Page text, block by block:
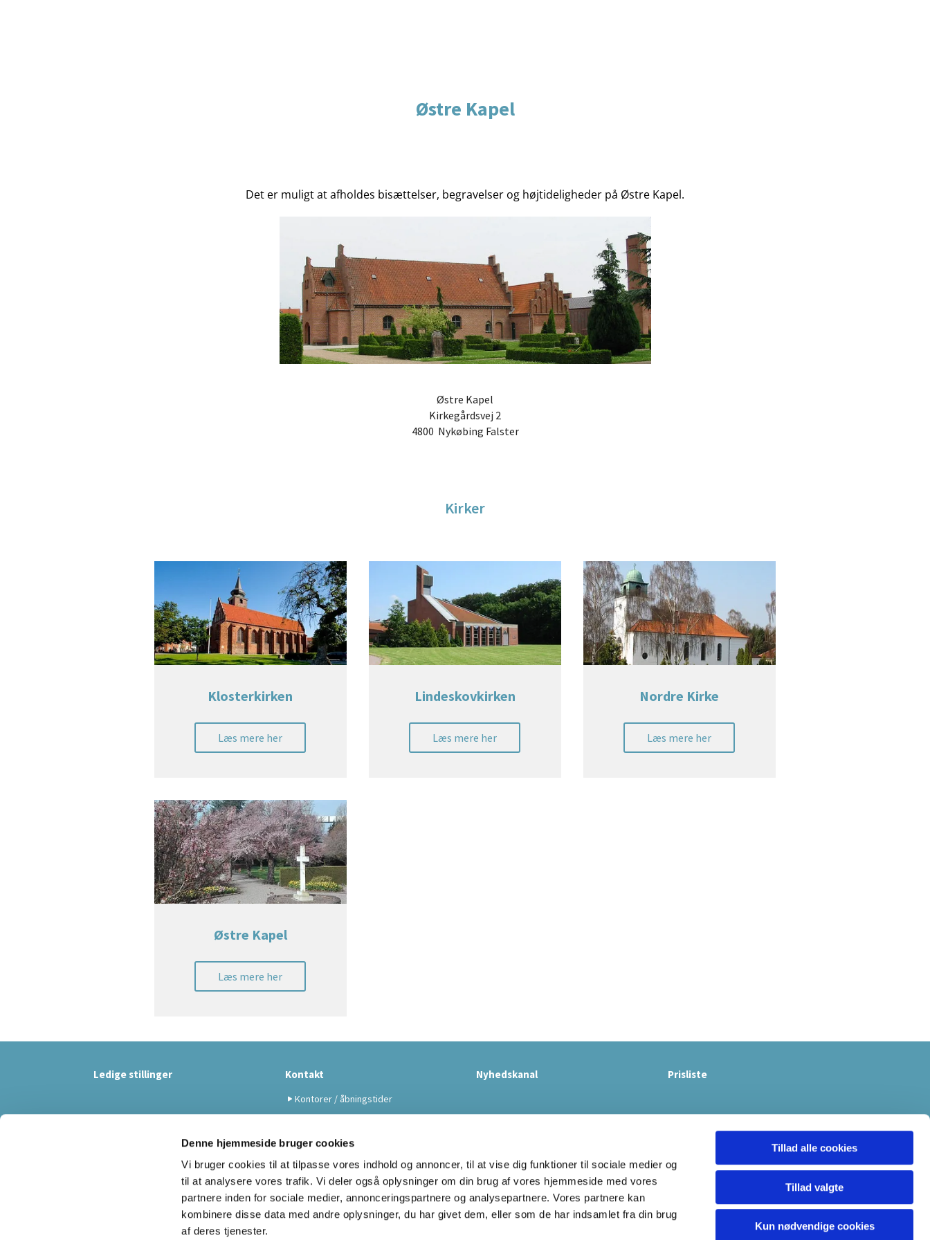
Denne hjemmeside bruger cookies
Vi bruger cookies til at tilpasse vores indhold og annoncer, til at vise dig funktioner til sociale medier og
til at analysere vores trafik. Vi deler også oplysninger om din brug af vores hjemmeside med vores
partnere inden for sociale medier, annonceringspartnere og analysepartnere. Vores partnere kan
kombinere disse data med andre oplysninger, du har givet dem, eller som de har indsamlet fra din brug
af deres tjenester.
Tillad alle cookies
Tillad valgte
Kun nødvendige cookies
Østre Kapel
Det er muligt at afholdes bisættelser, begravelser og højtideligheder på Østre Kapel.
Østre Kapel
Kirkegårdsvej 2
4800 Nykøbing Falster
Kirker
Klosterkirken
Læs mere her
Lindeskovkirken
Læs mere her
Nordre Kirke
Læs mere her
Østre Kapel
Læs mere her
Ledige stillinger Kontakt
Kontorer / åbningstider
Nyhedskanal Prisliste
Kontakt Cookiepolitik